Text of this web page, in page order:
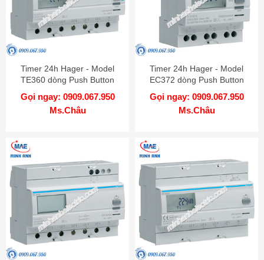
Timer 24h Hager - Model
TE360 dòng Push Button
Gọi ngay: 0909.067.950
Ms.Châu
Timer 24h Hager - Model
EC372 dòng Push Button
Gọi ngay: 0909.067.950
Ms.Châu